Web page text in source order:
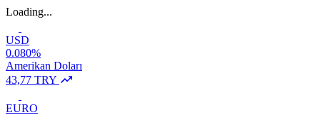
Loading...
USD
0.080%
Amerikan Doları
43,77 TRY
EURO